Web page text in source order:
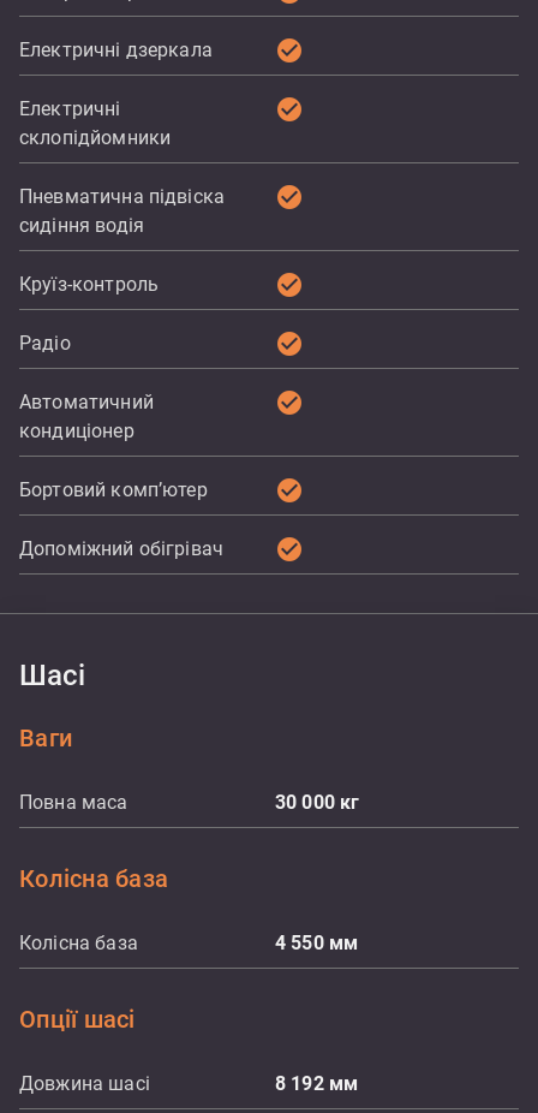
Електричні дзеркала check_circle
Електричні
склопідйомники
check_circle
Пневматична підвіска
сидіння водія
check_circle
Круїз-контроль check_circle
Радіо check_circle
Автоматичний
кондиціонер
check_circle
Бортовий комп’ютер check_circle
Допоміжний обігрівач check_circle
Шасі
Ваги
Повна маса 30 000 кг
Колісна база
Колісна база 4 550 мм
Опції шасі
Довжина шасі 8 192 мм